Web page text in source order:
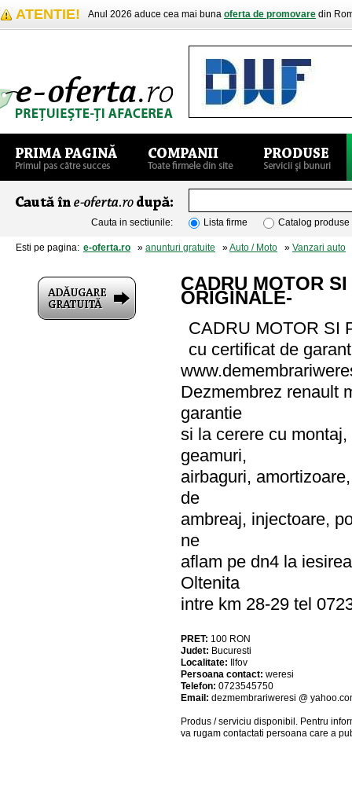
ATENTIE! Anul 2026 aduce cea mai buna oferta de promovare din
Cauta in sectiunile: Lista firme Catalog produse
Esti pe pagina: e-oferta.ro » anunturi gratuite »Auto / Moto » Vanzari auto
CADRU MOTOR
ORIGINALE-
CADRU MOTOR SI
cu certificat de
Dezmembrez renault
garantie
si la cerere cu
geamuri,
airbaguri,
de
ambreaj, injectoare,
ne
aflam pe dn4 la
Oltenita
intre km 28-29 tel
PRET: 100 RON
Judet: Bucuresti
Localitate:
Ilfov
Persoana contact: weresi
Telefon: 0723545750
Email: dezmembrariweresi @
Produs / serviciu disponibil . Pentru
va rugam contactati persoana care a